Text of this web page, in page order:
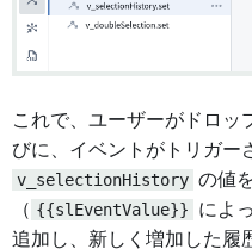
これで、ユーザーがドロッ
びに、イベントがトリガー
v_selectionHistory の値
（ {{slEventValue}}
によ
追加し、新しく増加した履